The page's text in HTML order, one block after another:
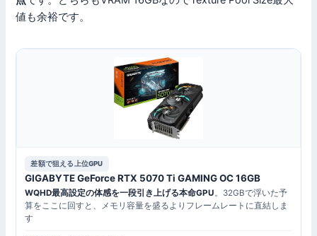
値も余裕です。
差額で狙える上位GPU
GIGABYTE GeForce RTX 5070 Ti GAMING OC 16GB
WQHD最高設定の体感を一段引き上げる本命GPU。32GBで浮いた予
算をここに回すと、メモリ容量を盛るよりフレームレートに直結しま
す